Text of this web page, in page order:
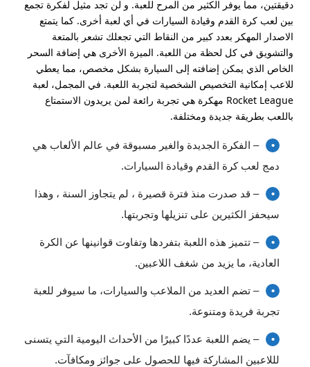
دقيقتين، مما يوفر الكثير من المرح للعبة. و لن تجد مثيل لفكرة تجمع
بين لعب كرة القدم وقيادة السيارات في أي لعبة أخرى. كما يتمتع
الاصدار المهكر بعدد كبير من النقاط التي تجعلك تشعر بالمتعة
والتشويق في كل لحظة من اللعبة. الميزة الأخرى هي إضافة السحر
الخاص الذي يمكن إضافته إلى السيارة بشكل مخصص، مما يعطي
للاعب إمكانية التخصيص الشخصية لتجربة اللعبة. في المجمل، لعبة
Rocket League مهكرة هي تجربة رائعة لمن يريدون الاستمتاع
باللعب بطريقة جديدة ومختلفة.
– الفكرة الجديدة والغير مسبوقة في عالم الألعاب هي
دمج لعب كرة القدم وقيادة السيارات.
– قد صدرت منذ فترة قصيرة ، لم يتجاوز السنة ، وهذا
سيحفز الكثيرين على تنزيلها وتجربتها.
– تتميز هذه اللعبة بتفردها وتفاوت قوانينها عن الكرة
العادية، ما يزيد من شغف اللاعبين.
– تضم العديد من الملاعب والسيارات، ما سيوفر للعبة
تجربة فريدة ومتنوعة.
– يضم اللعبة عددًا كبيرًا من الأحداث اليومية التي يتسنى
لللاعبين المشاركة فيها للحصول على جوائز ومكافآت.